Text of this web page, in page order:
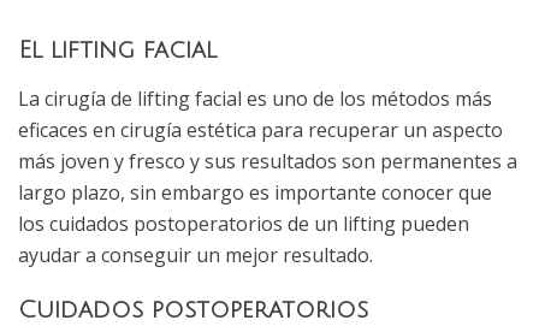
El lifting facial
La cirugía de lifting facial es uno de los métodos más
eficaces en cirugía estética para recuperar un aspecto
más joven y fresco y sus resultados son permanentes a
largo plazo, sin embargo es importante conocer que
los cuidados postoperatorios de un lifting pueden
ayudar a conseguir un mejor resultado.
Cuidados postoperatorios